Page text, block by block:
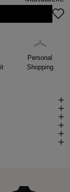
Personal
Shopping